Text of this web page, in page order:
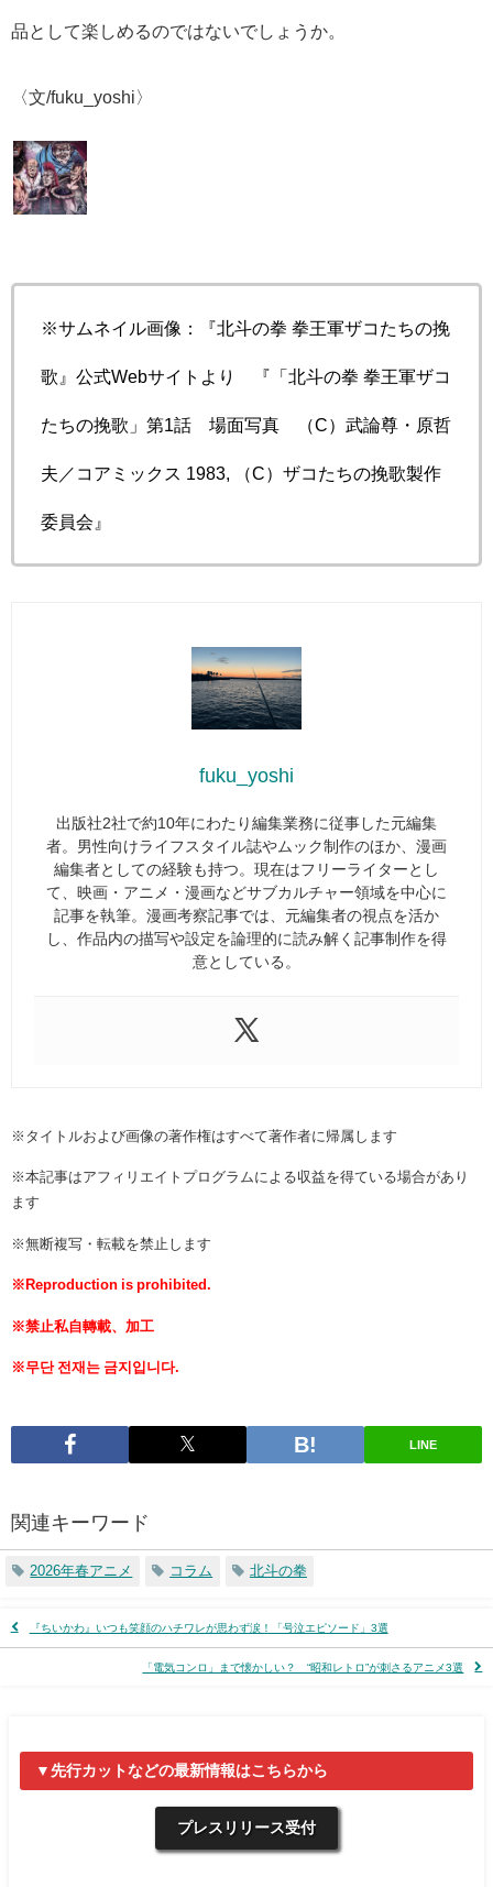
品として楽しめるのではないでしょうか。
〈文/fuku_yoshi〉
※サムネイル画像：『北斗の拳 拳王軍ザコたちの挽
歌』公式Webサイトより 『「北斗の拳 拳王軍ザコ
たちの挽歌」第1話 場面写真 （C）武論尊・原哲
夫／コアミックス 1983, （C）ザコたちの挽歌製作
委員会』
fuku_yoshi
出版社2社で約10年にわたり編集業務に従事した元編集
者。男性向けライフスタイル誌やムック制作のほか、漫画
編集者としての経験も持つ。現在はフリーライターとし
て、映画・アニメ・漫画などサブカルチャー領域を中心に
記事を執筆。漫画考察記事では、元編集者の視点を活か
し、作品内の描写や設定を論理的に読み解く記事制作を得
意としている。
※タイトルおよび画像の著作権はすべて著作者に帰属します
※本記事はアフィリエイトプログラムによる収益を得ている場合があり
ます
※無断複写・転載を禁止します
※Reproduction is prohibited.
※禁止私自轉載、加工
※무단 전재는 금지입니다.
LINE
関連キーワード
2026年春アニメ コラム 北斗の拳
『ちいかわ』いつも笑顔のハチワレが思わず涙！「号泣エピソード」3選
「電気コンロ」まで懐かしい？ “昭和レトロ”が刺さるアニメ3選
▼先行カットなどの最新情報はこちらから
プレスリリース受付